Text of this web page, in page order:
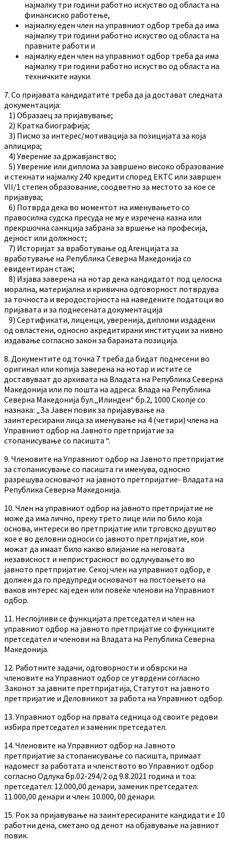
најмалку три години работно искуство од областа на
финансиско работење,
најмалку еден член на управниот одбор треба да има
најмалку три години работно искуство од областа на
правните работи и
најмалку еден член на управниот одбор треба да има
најмалку три години работно искуство од областа на
техничките науки.
7. Со пријавата кандидатите треба да ја достават следната
документација:
1) Образаец за пријавување;
2) Кратка биографија;
3) Писмо за интерес/мотивација за позицијата за која
аплицира;
4) Уверение за државјанство;
5) Уверение или диплома за завршено високо образование
и стекнати најмалку 240 кредити според ЕКТС или завршен
VII/1 степен образование, соодветно за местото за кое се
пријавува;
6) Потврда дека во моментот на именувањето со
правосилна судска пресуда не му е изречена казна или
прекршочна санкција забрана за вршење на професија,
дејност или должност;
7) Историјат за вработување од Агенцијата за
вработување на Република Северна Македонија со
евидентиран стаж;
8) Изјава заверена на нотар дека кандидатот под целосна
морална, материјална и кривична одговорност потврдува
за точноста и веродостојноста на наведените податоци во
пријавата и за поднесената документација
9) Сертификати, лиценци, уверенија, дипломи издадени
од овластени, односно акредитирани институции за нивно
издавање согласно закон за бараната позиција.
8. Документите од точка 7 треба да бидат поднесени во
оригинал или копија заверена на нотар и истите се
доставуваат до архивата на Владата на Република Северна
Македонија или по пошта на адреса: Влада на Република
Северна Македонија бул.„Илинден“ бр.2, 1000 Скопје со
назнака: „За Јавен повик за пријавување на
заинтересирани лица за именување на 4 (четири) члена на
Управниот одбор на Јавното претпријатие за
стопанисување со пасишта “.
9. Членовите на Управниот одбор на Јавното претпријатие
за стопанисување со пасишта ги именува, односно
разрешува основачот на јавното претпријатие- Владата на
Република Северна Македонија.
10. Член на управниот одбор на јавното претпријатие не
може да има лично, преку трето лице или по било која
основа, интереси во претпријатие или трговско друштво
кое е во деловни односи со јавното претпријатие, кои
можат да имаат било какво влијание на неговата
независност и непристрасност во одлучувањето во
јавното претпријатие. Секој член на управниот одбор, е
должен да го предупреди основачот на постоењето на
ваков интерес кај еден или повеќе членови на Управниот
одбор.
11. Неспојливи се функцијата претседател и член на
управниот одбор на јавното претпријатие со функциите
претседател и членови на Владата на Република Северна
Македонија.
12. Работните задачи, одговорности и обврски на
членовите на Управниот одбор се утврдени согласно
Законот за јавните претпријатија, Статутот на јавното
претпријатие и Деловникот за работа на Управниот одбор.
13. Управниот одбор на првата седница од своите редови
избира претседател и заменик претседател.
14. Членовите на Управниот одбор на Јавното
претпријатие за стопанисување со пасишта, примаат
надомест за работата и членството во Управниот одбор
согласно Одлука бр.02-294/2 oд 9.8.2021 година и тоа:
претседател: 12.000,00 денари, заменик претседател:
11.000,00 денари и член: 10.000, 00 денари.
15. Рок за пријавување на заинтересираните кандидати е 10
работни дена, сметано од денот на објавување на јавниот
повик.